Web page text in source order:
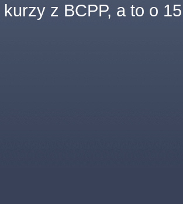
kurzy z BCPP, a to o